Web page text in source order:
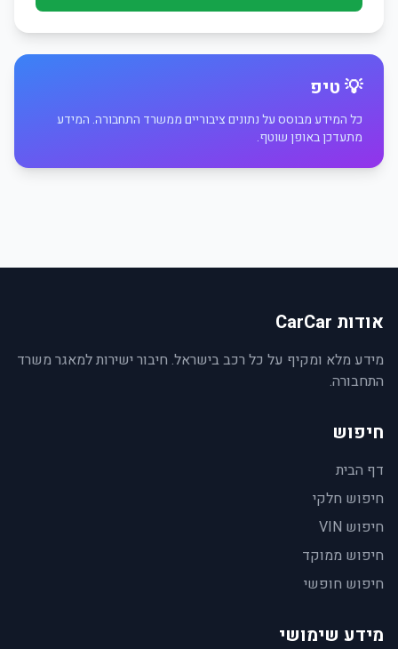
💡 טיפ
כל המידע מבוסס על נתונים ציבוריים ממשרד התחבורה. המידע
מתעדכן באופן שוטף.
אודות CarCar
מידע מלא ומקיף על כל רכב בישראל. חיבור ישירות למאגר משרד
התחבורה.
חיפוש
דף הבית
חיפוש חלקי
חיפוש VIN
חיפוש ממוקד
חיפוש חופשי
מידע שימושי